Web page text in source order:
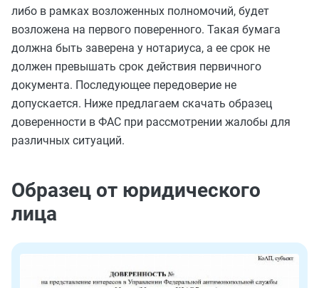
либо в рамках возложенных полномочий, будет
возложена на первого поверенного. Такая бумага
должна быть заверена у нотариуса, а ее срок не
должен превышать срок действия первичного
документа. Последующее передоверие не
допускается. Ниже предлагаем скачать образец
доверенности в ФАС при рассмотрении жалобы для
различных ситуаций.
Образец от юридического
лица